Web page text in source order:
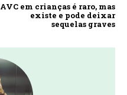
AVC em crianças é raro, mas
existe e pode deixar
sequelas graves